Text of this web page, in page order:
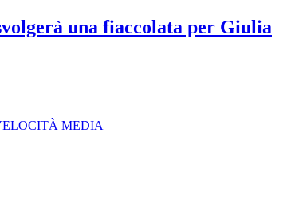
una fiaccolata per Giulia
MEDIA